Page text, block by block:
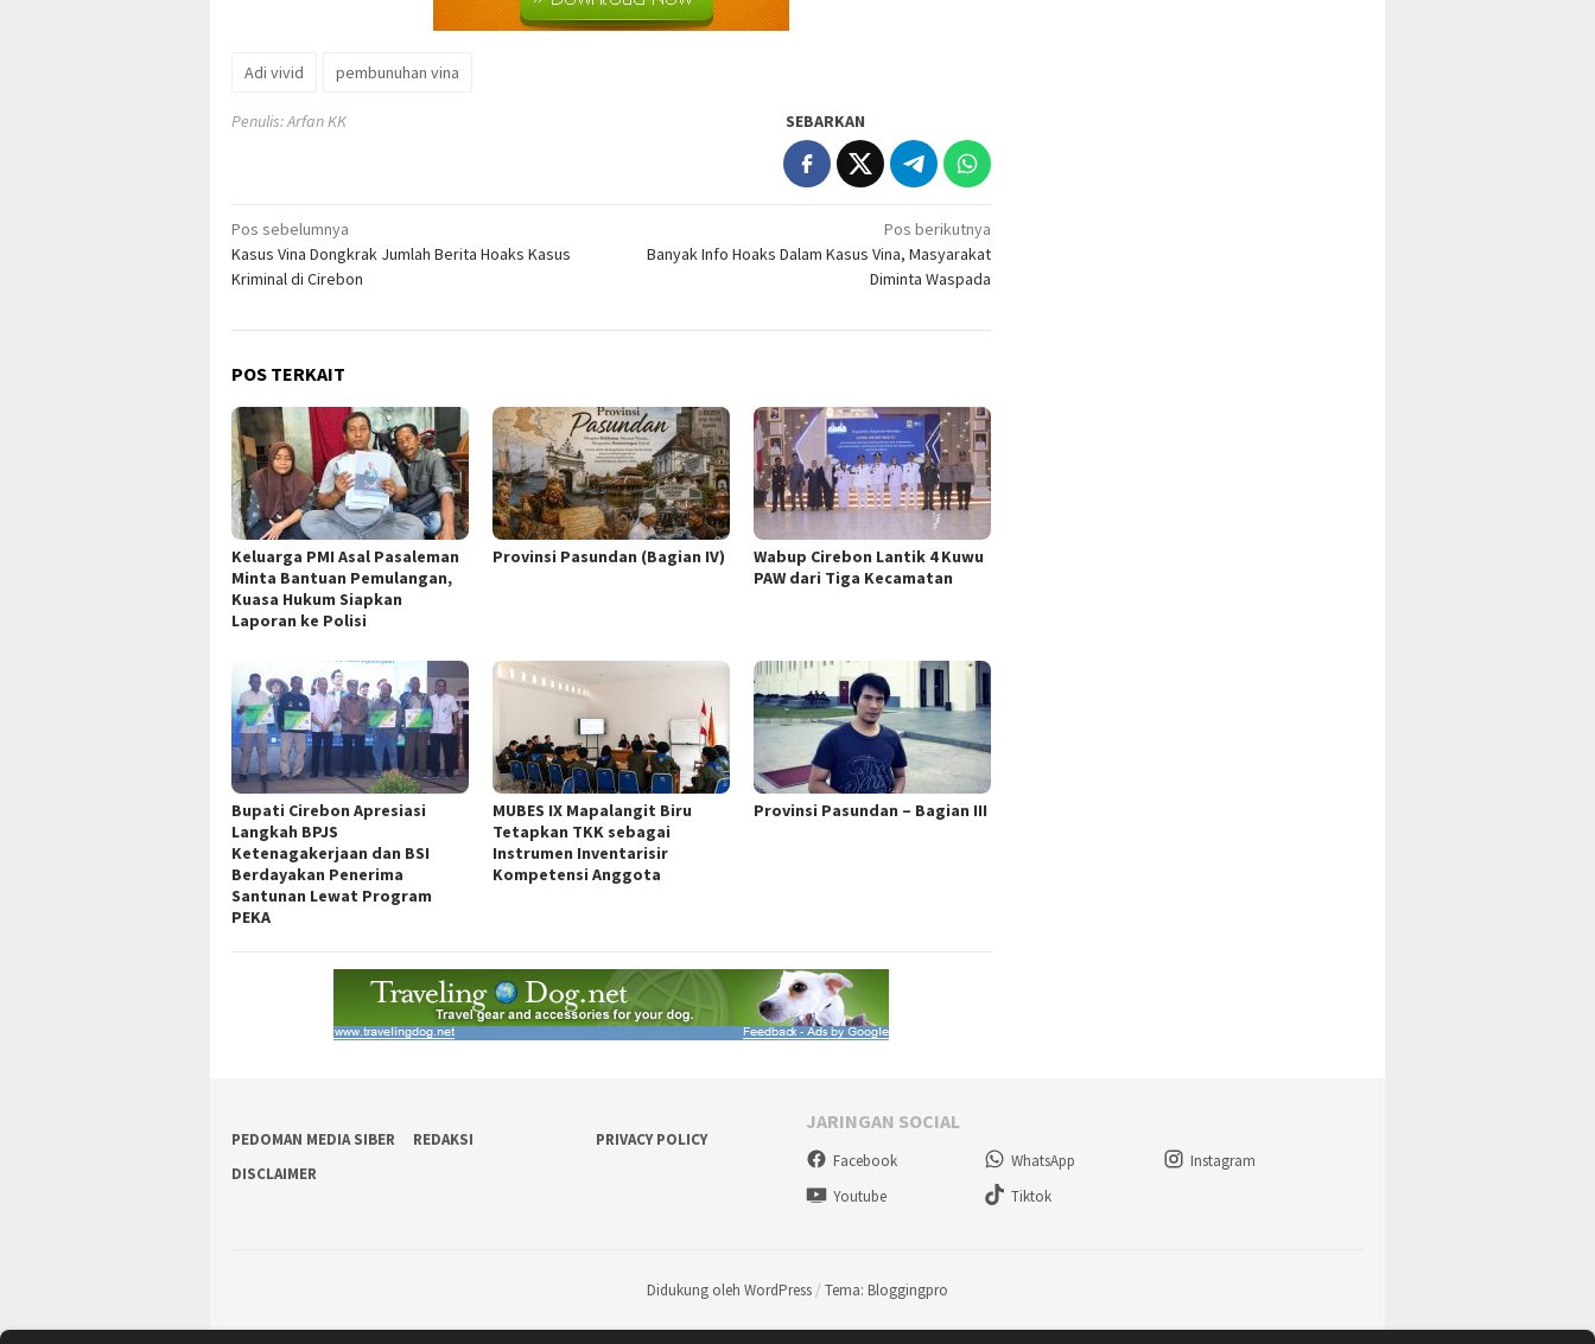
Adi vivid pembunuhan vina
Penulis: Arfan KK SEBARKAN
Navigasi
pos
Pos sebelumnya
Kasus Vina Dongkrak Jumlah Berita Hoaks Kasus
Kriminal di Cirebon
Pos berikutnya
Banyak Info Hoaks Dalam Kasus Vina, Masyarakat
Diminta Waspada
POS TERKAIT
Keluarga PMI Asal Pasaleman
Minta Bantuan Pemulangan,
Kuasa Hukum Siapkan
Laporan ke Polisi
Provinsi Pasundan (Bagian IV)
Wabup Cirebon Lantik 4 Kuwu
PAW dari Tiga Kecamatan
Bupati Cirebon Apresiasi
Langkah BPJS
Ketenagakerjaan dan BSI
Berdayakan Penerima
Santunan Lewat Program
PEKA
MUBES IX Mapalangit Biru
Tetapkan TKK sebagai
Instrumen Inventarisir
Kompetensi Anggota
Provinsi Pasundan – Bagian III
PEDOMAN MEDIA SIBER REDAKSI
PRIVACY POLICY
DISCLAIMER
JARINGAN SOCIAL
Facebook WhatsApp
Instagram
Youtube
Tiktok
Didukung oleh WordPress / Tema: Bloggingpro